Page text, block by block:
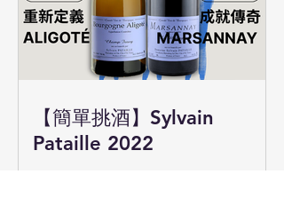
【簡單挑酒】Sylvain
Pataille 2022